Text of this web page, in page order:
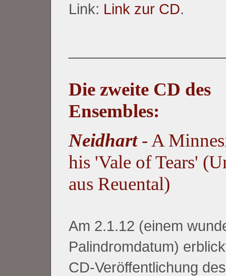
Link: Link zur CD.
Die zweite CD des
Ensembles:
Neidhart- A
his 'Vale of Tears'
aus Reuental)
Am 2.1.12 (einem
Palindromdatum)
CD-Veröffentlichung